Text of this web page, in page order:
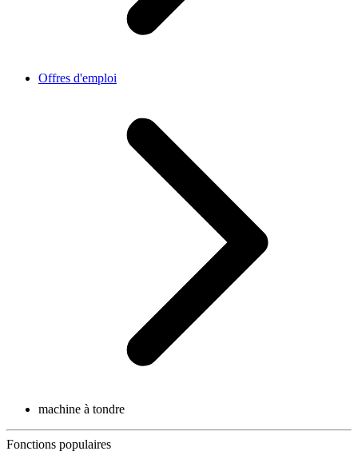
Offres d'emploi
machine à tondre
Fonctions populaires